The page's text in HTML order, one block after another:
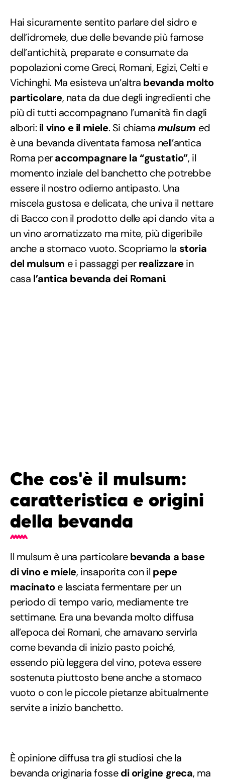
Hai sicuramente sentito parlare del sidro e
dell’idromele, due delle bevande più famose
dell’antichità, preparate e consumate da
popolazioni come Greci, Romani, Egizi, Celti e
Vichinghi. Ma esisteva un’altra bevanda molto
particolare, nata da due degli ingredienti che
più di tutti accompagnano l’umanità fin dagli
albori: il vino e il miele. Si chiamamulsum ed
è una bevanda diventata famosa nell’antica
Roma peraccompagnare la “gustatio”, il
momento inziale del banchetto che potrebbe
essere il nostro odierno antipasto. Una
miscela gustosa e delicata, che univa il nettare
di Bacco con il prodotto delle api dando vita a
un vino aromatizzato ma mite, più digeribile
anche a stomaco vuoto. Scopriamo la storia
del mulsum e i passaggi perrealizzarein
casa l’antica bevanda dei Romani.
Che cos'è il mulsum:
caratteristica e origini
della bevanda
Il mulsum è una particolarebevanda a base
di vino e miele, insaporita con il pepe
macinatoe lasciata fermentare per un
periodo di tempo vario, mediamente tre
settimane. Era una bevanda molto diffusa
all’epoca dei Romani, che amavano servirla
come bevanda di inizio pasto poiché,
essendo più leggera del vino, poteva essere
sostenuta piuttosto bene anche a stomaco
vuoto o con le piccole pietanze abitualmente
servite a inizio banchetto.
È opinione diffusa tra gli studiosi che la
bevanda originaria fossedi origine greca, ma